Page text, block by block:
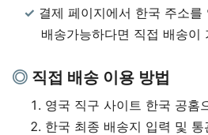
결제 페이지에서 한국 주소를
배송가능하다면 직접 배송이
직접 배송 이용 방법
영국 직구 사이트 한국 공홈
한국 최종 배송지 입력 및 통